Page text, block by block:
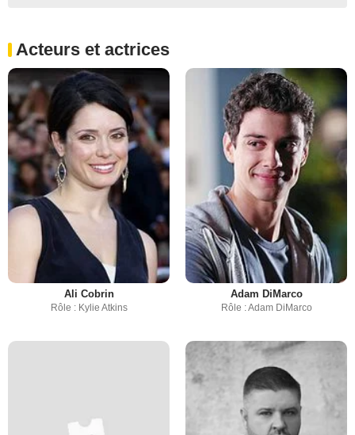
Acteurs et actrices
Ali Cobrin
Rôle : Kylie Atkins
Adam DiMarco
Rôle : Adam DiMarco